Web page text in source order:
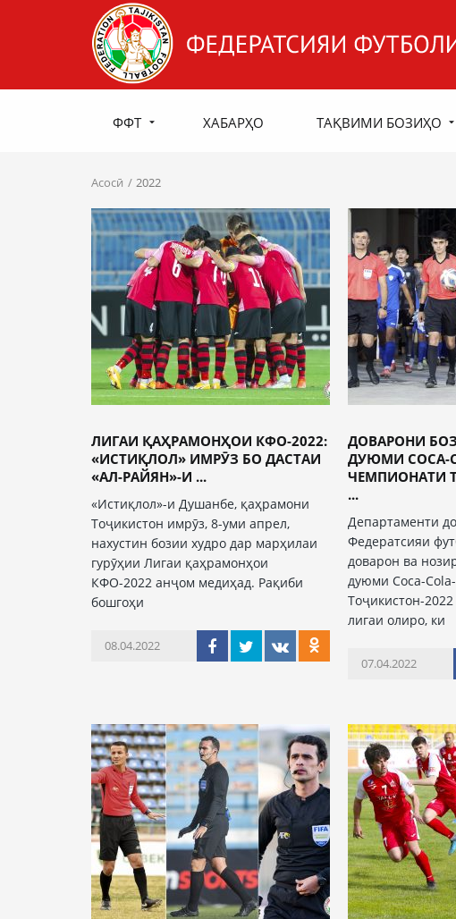
ФФТ ХАБАРҲО ТАҚВИМИ БОЗИҲО
Асосӣ 2022
ЛИГАИ ҚАҲРАМОНҲОИ КФО-2022:
«ИСТИҚЛОЛ» ИМРӮЗ БО ДАСТАИ
«АЛ-РАЙЯН»-И ...
«Истиқлол»-и Душанбе, қаҳрамони
Тоҷикистон имрӯз, 8-уми апрел,
нахустин бозии худро дар марҳилаи
гурӯҳии Лигаи қаҳрамонҳои
КФО-2022 анҷом медиҳад. Рақиби
бошгоҳи
08.04.2022
ДОВАРОНИ
ДУЮМИ COCA-
ЧЕМПИОНАТИ
...
Департаменти
Федератсияи
доварон ва
дуюми Coca-
Тоҷикистон-
лигаи олиро, ки
07.04.2022